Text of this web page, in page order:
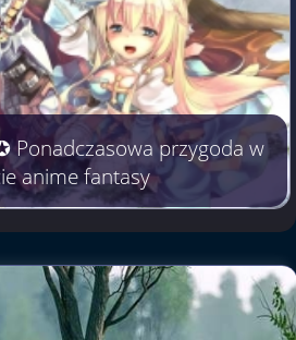
Ponadczasowa przygoda w
anime fantasy